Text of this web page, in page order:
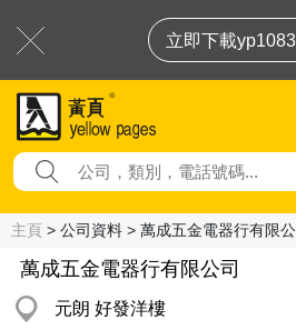
立即下載
主頁 > 公司資料 > 萬成五金電器行有限公
萬成五金電器行有限公司
元朗 好發洋樓